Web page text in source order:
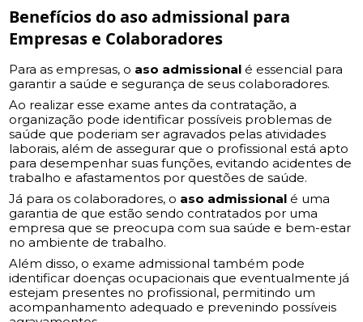
Benefícios doaso admissional para
Empresas e Colaboradores
Para as empresas, o aso admissional é essencial para
garantir a saúde e segurança de seus colaboradores.
Ao realizar esse exame antes da contratação, a
organização pode identificar possíveis problemas de
saúde que poderiam ser agravados pelas atividades
laborais, além de assegurar que o profissional está apto
para desempenhar suas funções, evitando acidentes de
trabalho e afastamentos por questões de saúde.
Já para os colaboradores, o aso admissional é uma
garantia de que estão sendo contratados por uma
empresa que se preocupa com sua saúde e bem-estar
no ambiente de trabalho.
Além disso, o exame admissional também pode
identificar doenças ocupacionais que eventualmente já
estejam presentes no profissional, permitindo um
acompanhamento adequado e prevenindo possíveis